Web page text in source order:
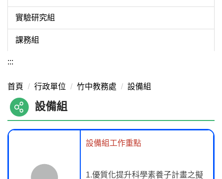
實驗研究組
課務組
:::
首頁 行政單位 竹中教務處 設備組
設備組
設備組工作重點
1.優質化提升科學素養子計畫之擬